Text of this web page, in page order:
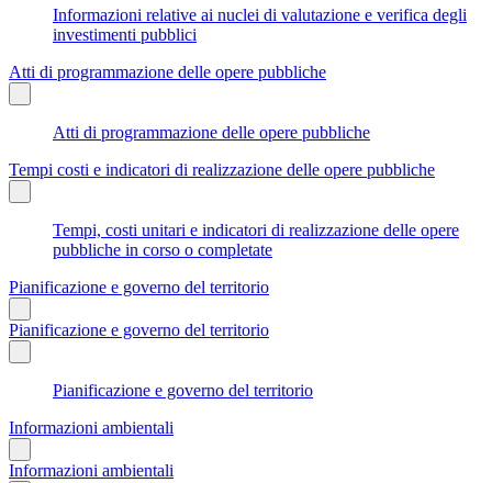
Informazioni relative ai nuclei di valutazione e verifica degli
investimenti pubblici
Atti di programmazione delle opere pubbliche
Atti di programmazione delle opere pubbliche
Tempi costi e indicatori di realizzazione delle opere pubbliche
Tempi, costi unitari e indicatori di realizzazione delle opere
pubbliche in corso o completate
Pianificazione e governo del territorio
Pianificazione e governo del territorio
Pianificazione e governo del territorio
Informazioni ambientali
Informazioni ambientali